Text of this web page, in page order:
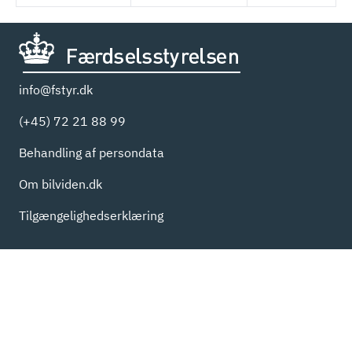
info@fstyr.dk
(+45) 72 21 88 99
Behandling af persondata
Om bilviden.dk
Tilgængelighedserklæring